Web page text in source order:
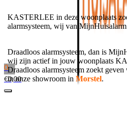
0
€0,00
KASTERLEE in deze woonplaats
alarmsysteem, wij van
Draadloos alarmsysteem, dan is
wij zijn actief in jouw woonplaats
Draadloos alarmsysteem zoekt
in onze showroom in Morstel.